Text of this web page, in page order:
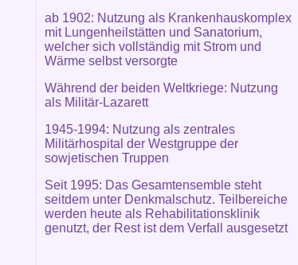
ab 1902: Nutzung als Krankenhauskomplex
mit Lungenheilstätten und Sanatorium,
welcher sich vollständig mit Strom und
Wärme selbst versorgte
Während der beiden Weltkriege: Nutzung
als Militär-Lazarett
1945-1994: Nutzung als zentrales
Militärhospital der Westgruppe der
sowjetischen Truppen
Seit 1995: Das Gesamtensemble steht
seitdem unter Denkmalschutz. Teilbereiche
werden heute als Rehabilitationsklinik
genutzt, der Rest ist dem Verfall ausgesetzt